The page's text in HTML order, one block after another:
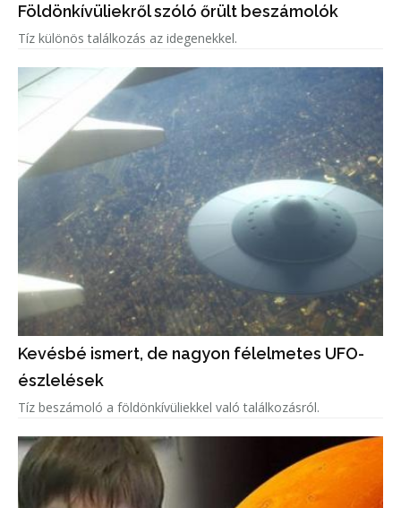
Földönkívüliekről szóló őrült beszámolók
Tíz különös találkozás az idegenekkel.
Kevésbé ismert, de nagyon félelmetes UFO-
észlelések
Tíz beszámoló a földönkívüliekkel való találkozásról.